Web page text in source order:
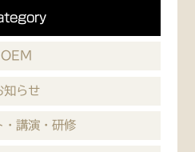
OEM
知らせ
・講演・研修